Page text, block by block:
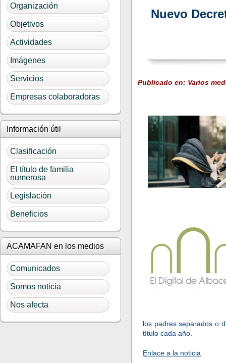
Organización
Objetivos
Actividades
Imágenes
Servicios
Empresas colaboradoras
Información útil
Clasificación
El título de familia
numerosa
Legislación
Beneficios
ACAMAFAN en los medios
Comunicados
Somos noticia
Nos afecta
Nuevo
Publicado en: Varios
los padres separados o
título cada año.
Enlace a la noticia